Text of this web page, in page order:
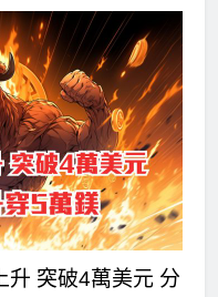
升 突破4萬美元 分